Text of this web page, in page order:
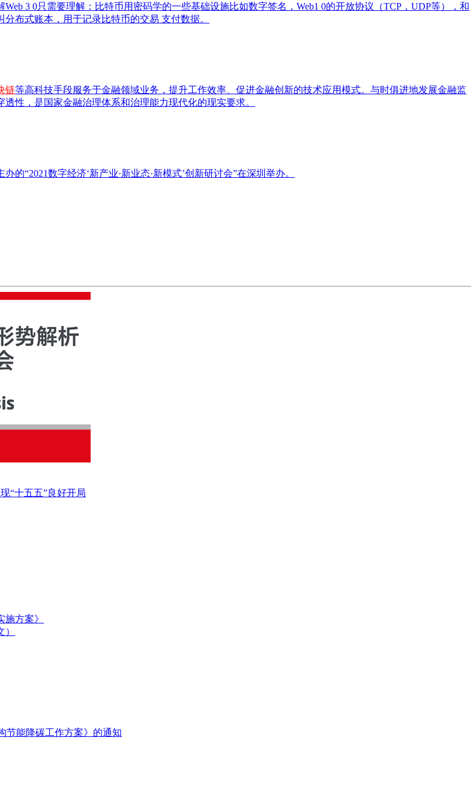
3 0只需要理解：比特币用密码学的一些基础设施比如数字签名，Web1 0的开放协议（TCP，UDP等），和
布式账本，用于记录比特币的交易 支付数据。
链等高科技手段服务于金融领域业务，提升工作效率、促进金融创新的技术应用模式。与时俱进地发展金融监
性，是国家金融治理体系和治理能力现代化的现实要求。
“2021数字经济‘新产业·新业态·新模式’创新研讨会”在深圳举办。
“十五五”良好开局
方案》
节能降碳工作方案》的通知